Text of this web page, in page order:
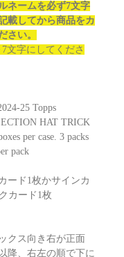
ネームを必ず7文字
載してから商品をカ
さい。
文字にしてくださ
25 Topps
HAT TRICK
per case. 3 packs
pack
ード1枚かサインカ
カード1枚
クス向き右が正面
降、右左の順で下に